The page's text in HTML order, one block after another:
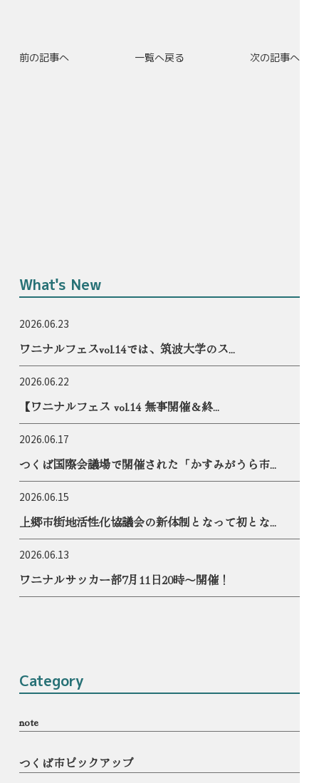
前の記事へ 一覧へ戻る 次の記事へ
What's New
2026.06.23
ワニナルフェスvol.14では、筑波大学のス...
2026.06.22
【ワニナルフェス vol.14 無事開催＆終...
2026.06.17
つくば国際会議場で開催された「かすみがうら市...
2026.06.15
上郷市街地活性化協議会の新体制となって初とな...
2026.06.13
ワニナルサッカー部7月11日20時〜開催！
Category
note
つくば市ピックアップ